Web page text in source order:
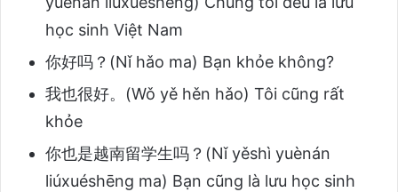
học sinh Việt Nam
你好吗？(Nǐ hǎo ma) Bạn khỏe không?
我也很好。(Wǒ yě hěn hǎo) Tôi cũng rất
khỏe
你也是越南留学生吗？(Nǐ yěshì yuènán
liúxuéshēng ma) Bạn cũng là lưu học sinh